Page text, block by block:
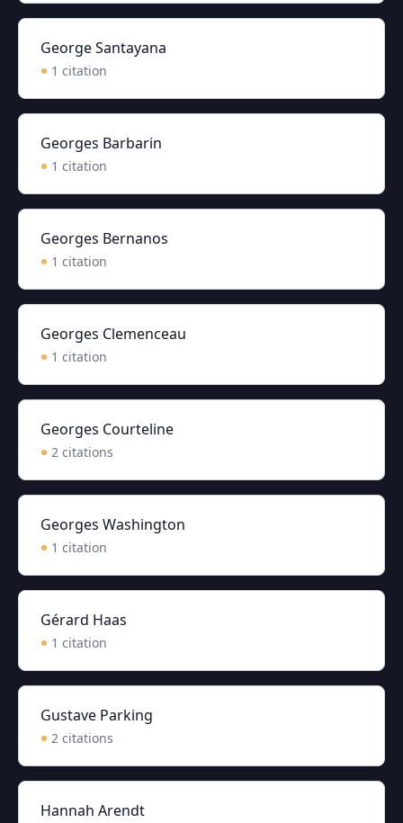
George Santayana
1 citation
Georges Barbarin
1 citation
Georges Bernanos
1 citation
Georges Clemenceau
1 citation
Georges Courteline
2 citations
Georges Washington
1 citation
Gérard Haas
1 citation
Gustave Parking
2 citations
Hannah Arendt